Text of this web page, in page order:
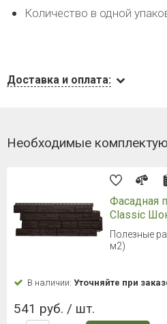
Количество в одной
Доставка и оплата:
Необходимые
Фасадная
Classic
Полезные
м2)
В наличии: Уточняйте при
541 руб. / шт.